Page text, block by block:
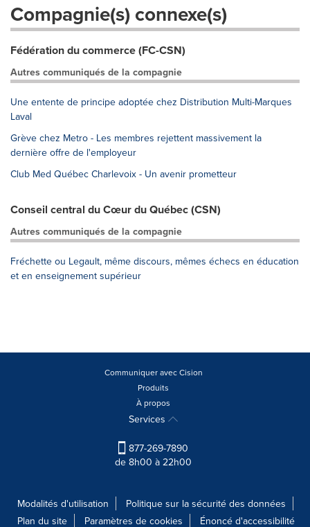
Compagnie(s) connexe(s)
Fédération du commerce (FC-CSN)
Autres communiqués de la compagnie
Une entente de principe adoptée chez Distribution Multi-Marques
Laval
Grève chez Metro - Les membres rejettent massivement la
dernière offre de l'employeur
Club Med Québec Charlevoix - Un avenir prometteur
Conseil central du Cœur du Québec (CSN)
Autres communiqués de la compagnie
Fréchette ou Legault, même discours, mêmes échecs en éducation
et en enseignement supérieur
Communiquer avec Cision
Produits
À propos
Services
877-269-7890
de 8h00 à 22h00
Modalités d'utilisation
Politique sur la sécurité des données
Plan du site
Paramètres de cookies Énoncé d'accessibilité